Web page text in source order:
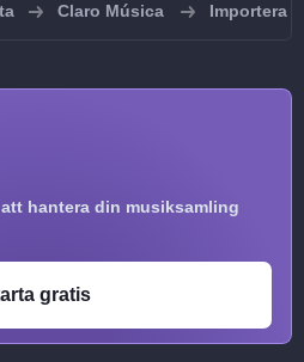
Claro Música Importera
hantera din musiksamling
gratis